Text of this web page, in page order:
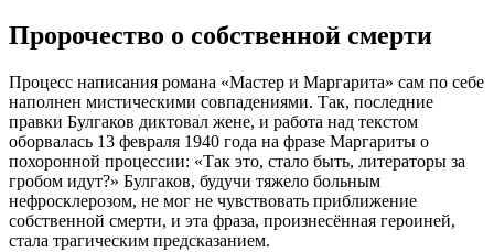
Пророчество о собственной смерти
Процесс написания романа «Мастер и Маргарита» сам по себе
наполнен мистическими совпадениями. Так, последние
правки Булгаков диктовал жене, и работа над текстом
оборвалась 13 февраля 1940 года на фразе Маргариты о
похоронной процессии: «Так это, стало быть, литераторы за
гробом идут?» Булгаков, будучи тяжело больным
нефросклерозом, не мог не чувствовать приближение
собственной смерти, и эта фраза, произнесённая героиней,
стала трагическим предсказанием.